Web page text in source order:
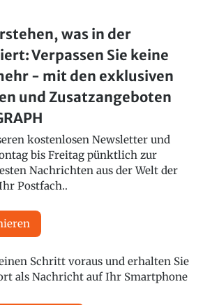
was in der
Verpassen Sie keine
- mit den exklusiven
und Zusatzangeboten
kostenlosen Newsletter und
bis Freitag pünktlich zur
Nachrichten aus der Welt der
Postfach..
Schritt voraus und erhalten Sie
als Nachricht auf Ihr Smartphone